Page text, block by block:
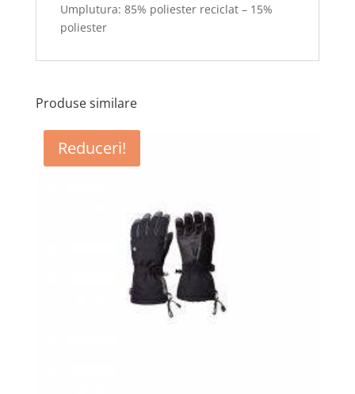
Umplutura: 85% poliester reciclat – 15%
poliester
Produse similare
Reduceri!